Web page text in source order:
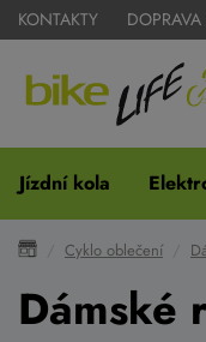
KONTAKTY
Jízdní kola
Cyklo oblečení
Dámské